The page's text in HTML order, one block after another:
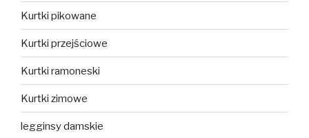
Kurtki pikowane
Kurtki przejściowe
Kurtki ramoneski
Kurtki zimowe
legginsy damskie